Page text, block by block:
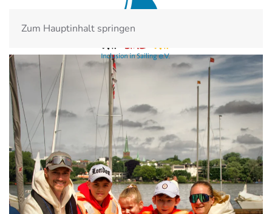
Zum Hauptinhalt springen